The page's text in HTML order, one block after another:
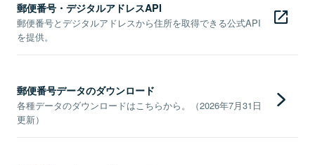
郵便番号・デジタルアドレスAPI
郵便番号とデジタルアドレスから住所を取得できる公式API
を提供。
郵便番号データのダウンロード
各種データのダウンロードはこちらから。（2026年7月31日
更新）